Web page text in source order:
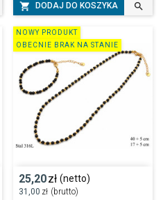
 DODAJ DO KOSZYKA 
25,20zł (netto)
31,00 zł (brutto)
NOWY PRODUKT
OBECNIE BRAK NA STANIE